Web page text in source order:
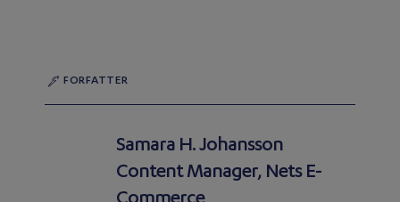
FORFATTER
Samara H. Johansson
Content Manager, Nets E-